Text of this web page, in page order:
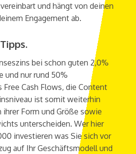
und hängt von deinen
Engagement ab.
bei schon guten 2,0%
und nur rund 50%
Free Cash Flows, die Content
ist somit weiterhin
ihrer Form und Größe sowie
unterscheiden. Wer hier
investieren was Sie sich vor
auf Ihr Geschäftsmodell und